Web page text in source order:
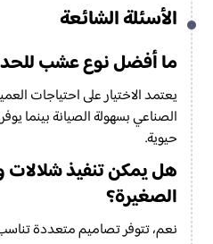
الأسئلة الشائعة
ما أفضل نوع عشب
يعتمد الاختيار على احتياجات
الصناعي بسهولة الصيانة بينما
حيوية.
هل يمكن تنفيذ شلالات
الصغيرة؟
نعم، تتوفر تصاميم متعددة